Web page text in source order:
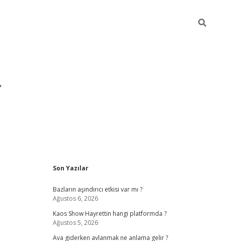
Sidebar
Son Yazılar
Bazların aşındırıcı etkisi var mı ?
Ağustos 6, 2026
Kaos Show Hayrettin hangi platformda ?
Ağustos 5, 2026
Ava giderken avlanmak ne anlama gelir ?